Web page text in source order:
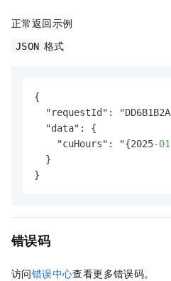
正常返回示例
JSON 格式
{
  "requestId": "DD6B1B2A
  "data": {
    "cuHours": "{2025
-01
  }
}
错误码
访问错误中心查看更多错误码。